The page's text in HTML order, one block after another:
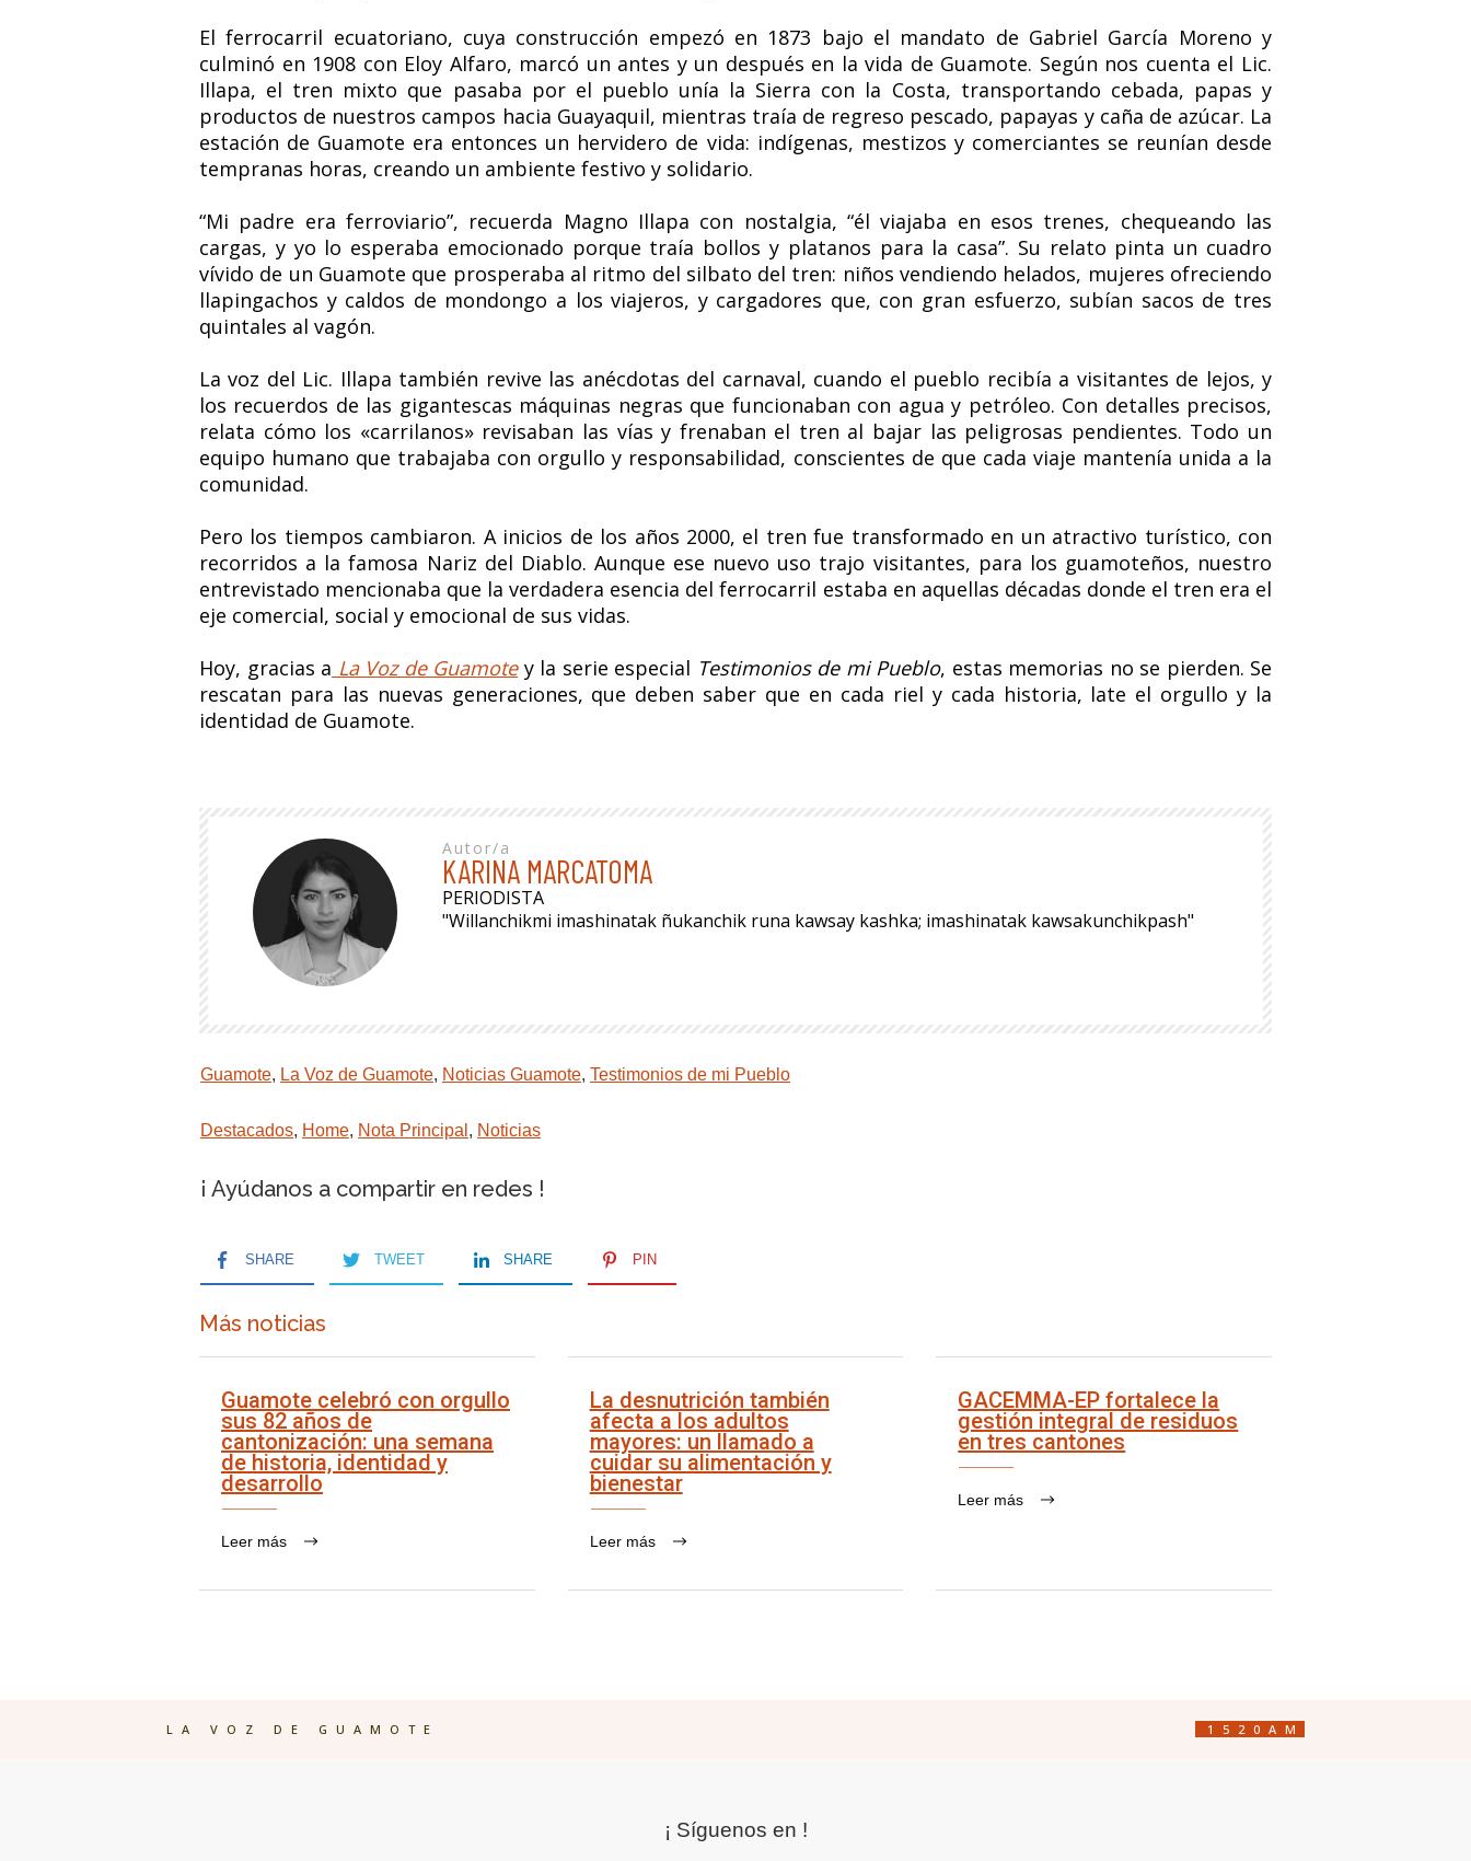
El ferrocarril ecuatoriano, cuya construcción empezó en 1873 bajo el mandato de Gabriel García Moreno y
culminó en 1908 con Eloy Alfaro, marcó un antes y un después en la vida de Guamote. Según nos cuenta el Lic.
Illapa, el tren mixto que pasaba por el pueblo unía la Sierra con la Costa, transportando cebada, papas y
productos de nuestros campos hacia Guayaquil, mientras traía de regreso pescado, papayas y caña de azúcar. La
estación de Guamote era entonces un hervidero de vida: indígenas, mestizos y comerciantes se reunían desde
tempranas horas, creando un ambiente festivo y solidario.
“Mi padre era ferroviario”, recuerda Magno Illapa con nostalgia, “él viajaba en esos trenes, chequeando las
cargas, y yo lo esperaba emocionado porque traía bollos y platanos para la casa”. Su relato pinta un cuadro
vívido de un Guamote que prosperaba al ritmo del silbato del tren: niños vendiendo helados, mujeres ofreciendo
llapingachos y caldos de mondongo a los viajeros, y cargadores que, con gran esfuerzo, subían sacos de tres
quintales al vagón.
La voz del Lic. Illapa también revive las anécdotas del carnaval, cuando el pueblo recibía a visitantes de lejos, y
los recuerdos de las gigantescas máquinas negras que funcionaban con agua y petróleo. Con detalles precisos,
relata cómo los «carrilanos» revisaban las vías y frenaban el tren al bajar las peligrosas pendientes. Todo un
equipo humano que trabajaba con orgullo y responsabilidad, conscientes de que cada viaje mantenía unida a la
comunidad.
Pero los tiempos cambiaron. A inicios de los años 2000, el tren fue transformado en un atractivo turístico, con
recorridos a la famosa Nariz del Diablo. Aunque ese nuevo uso trajo visitantes, para los guamoteños, nuestro
entrevistado mencionaba que la verdadera esencia del ferrocarril estaba en aquellas décadas donde el tren era el
eje comercial, social y emocional de sus vidas.
Hoy, gracias a La Voz de Guamotey la serie especial Testimonios de mi Pueblo, estas memorias no se pierden. Se
rescatan para las nuevas generaciones, que deben saber que en cada riel y cada historia, late el orgullo y la
identidad de Guamote.
Autor/a
KARINA MARCATOMA
PERIODISTA
"Willanchikmi imashinatak ñukanchik runa kawsay kashka; imashinatak kawsakunchikpash"
Guamote, La Voz de Guamote, Noticias Guamote, Testimonios de mi Pueblo
Destacados, Home, Nota Principal , Noticias
¡ Ayúdanos a compartir en redes !
SHARE TWEET SHARE PIN
Más noticias
Guamote celebró con orgullo
sus 82 años de
cantonización: una semana
de historia, identidad y
desarrollo
Leer más
La desnutrición también
afecta a los adultos
mayores: un llamado a
cuidar su alimentación y
bienestar
Leer más
GACEMMA-EP fortalece la
gestión integral de residuos
en tres cantones
Leer más
LA VOZ DE GUAMOTE 1520AM
¡ Síguenos en !